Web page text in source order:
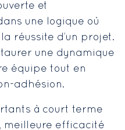
et
une logique où
réussite d’un projet.
une dynamique
équipe tout en
adhésion.
à court terme
meilleure efficacité